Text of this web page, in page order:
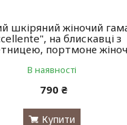
шкіряний жіночий
на блискавці з
портмоне
В наявності
790 ₴
Купити